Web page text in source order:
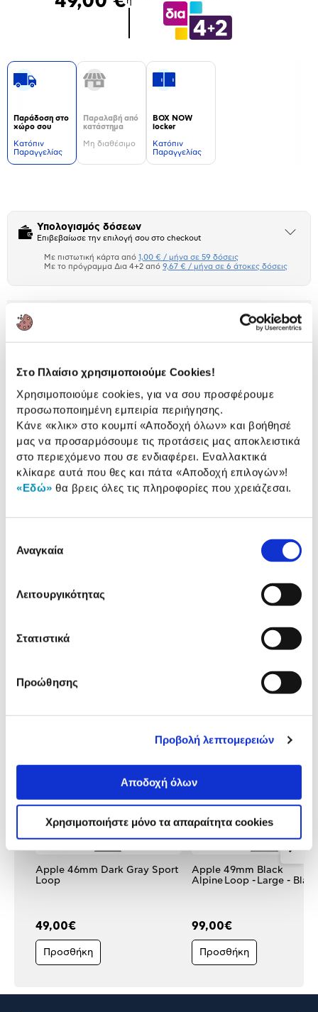
Στο Πλαίσιο χρησιμοποιούμε Cookies!
Χρησιμοποιούμε cookies, για να σου προσφέρουμε
προσωποποιημένη εμπειρία περιήγησης.
Κάνε «κλικ» στο κουμπί «Αποδοχή όλων» και βοήθησέ
μας να προσαρμόσουμε τις προτάσεις μας αποκλειστικά
στο περιεχόμενο που σε ενδιαφέρει. Εναλλακτικά
κλίκαρε αυτά που θες και πάτα «Αποδοχή επιλογών»!
«Εδώ» θα βρεις όλες τις πληροφορίες που χρειάζεσαι.
συγκατάθεσης
Αναγκαία
Λειτουργικότητας
Στατιστικά
Προώθησης
Προβολή λεπτομερειών
Αποδοχή όλων
Χρησιμοποιήστε μόνο τα απαραίτητα cookies
Παράδοση στο
χώρο σου
Kατόπιν
Παραγγελίας
Παραλαβή από
κατάστημα
Μη διαθέσιμο
BOX NOW
locker
Kατόπιν
Παραγγελίας
Υπολογισμός δόσεων
Επιβεβαίωσε την επιλογή σου στο checkout
Άνοιξε
Πιστωτική κάρτα
Αριθμός δόσεων
1,00 €
Με πιστωτική κάρτα από 1,00 € / μήνα σε 59 δόσεις
Με το πρόγραμμα Δια 4+2 από 9,67 € / μήνα σε 6 άτοκες δόσεις
Εκτύπωσέ το
Περιγραφή
Μαλακό, ελαφρύ και αναπνεύσιμο λουράκι 46mm,
με γάντζο για γρήγορη ρύθμιση και διπλή ύφανση
που απομακρύνει την υγρασία. Κατασκευασμένο
από ανακυκλωμένα υλικά για άνεση και οικολογική
συνείδηση.
παρουσίαση
προϊόντος
Αξιολογήσεις
Κάτι μας λέει πως τα παρακάτω
Apple 46mm Dark Gray Sport
Loop
49,00€
Προσθήκη
Apple 49mm Black
Alpine Loop - Large -
99,00€
Προσθήκη